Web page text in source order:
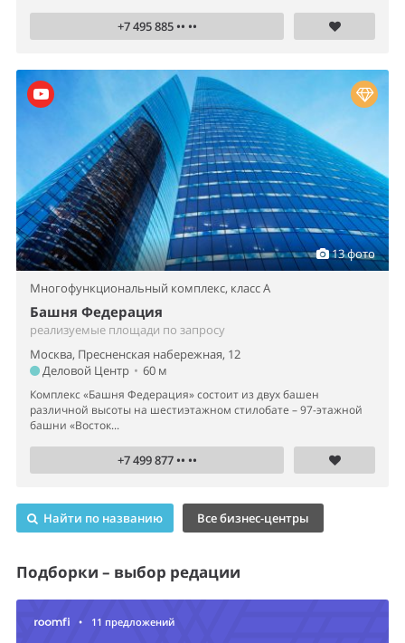
+7 495 885 •• ••
13 фото
Многофункциональный комплекс, класс A
Башня Федерация
реализуемые площади по запросу
Москва, Пресненская набережная, 12
Деловой Центр • 60 м
Комплекс «Башня Федерация» состоит из двух башен
различной высоты на шестиэтажном стилобате – 97-этажной
башни «Восток...
+7 499 877 •• ••
Найти по названию Все бизнес-центры
Подборки – выбор редации
• 11 предложений